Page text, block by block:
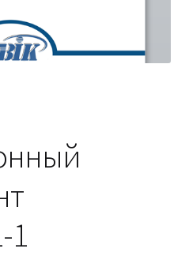
и муниципальное
1